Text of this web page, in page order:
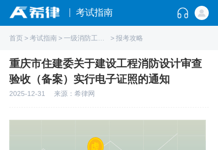
考试指南
首页>考试指南> > 报考攻略
重庆市住建委关于建设工程消防设计审查
验收（备案）实行电子证照的通知
2025-12-31 来源：希律网